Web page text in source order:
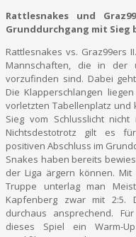
Rattlesnakes und
Grunddurchgang mit Sieg
Rattlesnakes vs. Graz99ers
Mannschaften, die in der
vorzufinden sind. Dabei
Die Klapperschlangen
vorletzten Tabellenplatz und
Sieg vom Schlusslicht
Nichtsdestotrotz gilt es
positiven Abschluss im
Snakes haben bereits
der Liga ärgern können.
Truppe unterlag man
Kapfenberg zwar mit 2:5.
durchaus ansprechend.
dieses Spiel ein Warm-